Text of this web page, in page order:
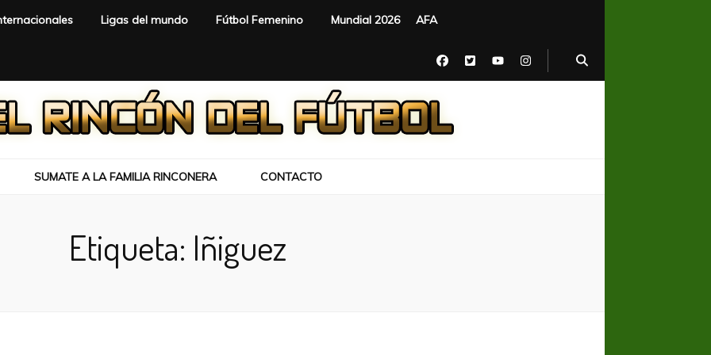
Ligas del mundo Fútbol Femenino Mundial 2026 AFA
SUMATE A LA FAMILIA RINCONERA CONTACTO
Etiqueta: Iñiguez